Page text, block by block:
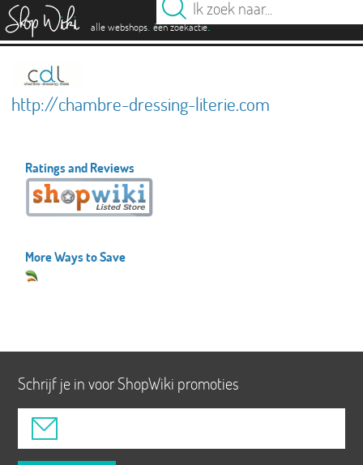
alle webshops. één zoekactie.
http://chambre-dressing-literie.com
Ratings and Reviews
More Ways to Save
Schrijf je in voor ShopWiki promoties